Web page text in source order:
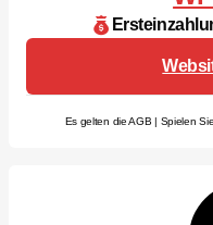
Es gelten die AGB | Spielen